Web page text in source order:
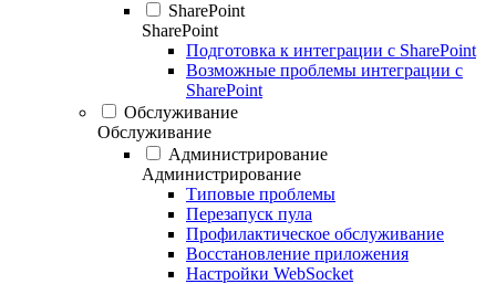
SharePoint
SharePoint
Подготовка к интеграции с SharePoint
Возможные проблемы интеграции с
SharePoint
Обслуживание
Обслуживание
Администрирование
Администрирование
Типовые проблемы
Перезапуск пула
Профилактическое обслуживание
Восстановление приложения
Настройки WebSocket